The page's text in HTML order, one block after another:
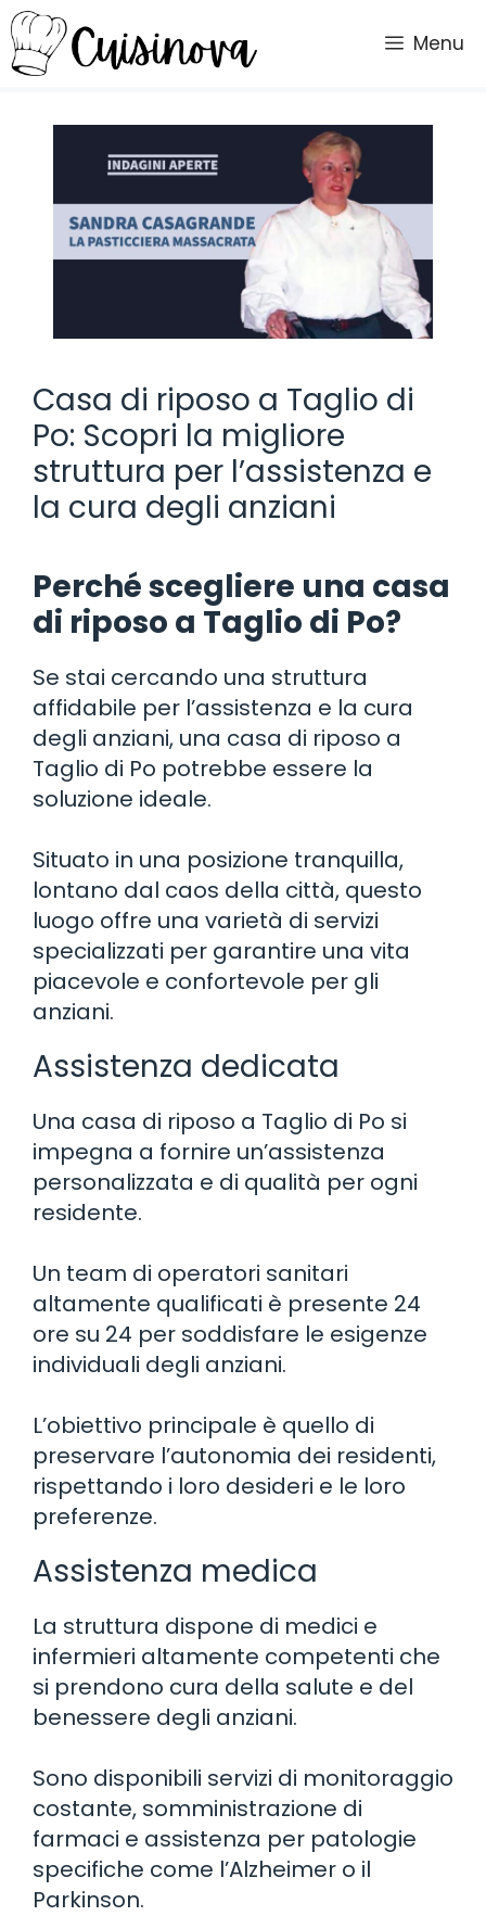
Vai
al
contenuto
Menu
Casa di riposo a Taglio di
Po: Scopri la migliore
struttura per l’assistenza e
la cura degli anziani
Perché scegliere una casa
di riposo a Taglio di Po?
Se stai cercando una struttura
affidabile per l’assistenza e la cura
degli anziani, una casa di riposo a
Taglio di Po potrebbe essere la
soluzione ideale.
Situato in una posizione tranquilla,
lontano dal caos della città, questo
luogo offre una varietà di servizi
specializzati per garantire una vita
piacevole e confortevole per gli
anziani.
Assistenza dedicata
Una casa di riposo a Taglio di Po si
impegna a fornire un’assistenza
personalizzata e di qualità per ogni
residente.
Un team di operatori sanitari
altamente qualificati è presente 24
ore su 24 per soddisfare le esigenze
individuali degli anziani.
L’obiettivo principale è quello di
preservare l’autonomia dei residenti,
rispettando i loro desideri e le loro
preferenze.
Assistenza medica
La struttura dispone di medici e
infermieri altamente competenti che
si prendono cura della salute e del
benessere degli anziani.
Sono disponibili servizi di monitoraggio
costante, somministrazione di
farmaci e assistenza per patologie
specifiche come l’Alzheimer o il
Parkinson.